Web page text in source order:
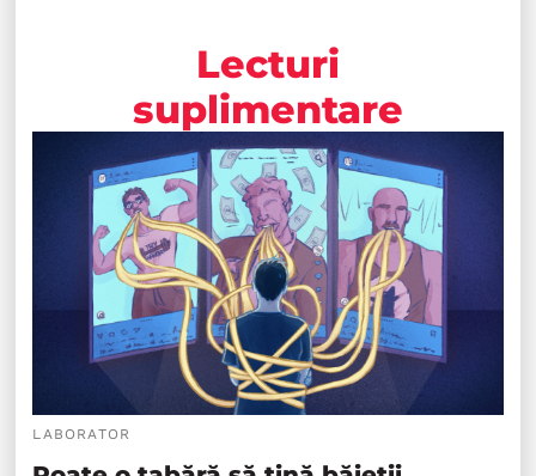
Lecturi
suplimentare
LABORATOR